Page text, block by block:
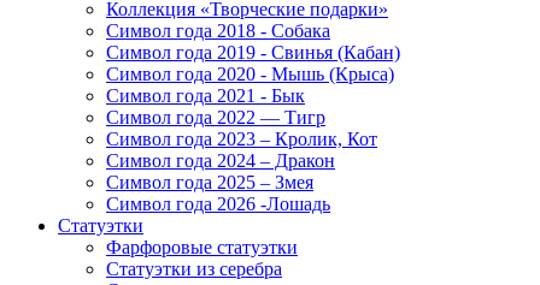
Коллекция «Творческие подарки»
Символ года 2018 - Собака
Символ года 2019 - Свинья (Кабан)
Символ года 2020 - Мышь (Крыса)
Символ года 2021 - Бык
Символ года 2022 — Тигр
Символ года 2023 – Кролик, Кот
Символ года 2024 – Дракон
Символ года 2025 – Змея
Символ года 2026 -Лошадь
Статуэтки
Фарфоровые статуэтки
Статуэтки из серебра